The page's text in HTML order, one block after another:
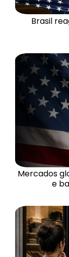
Brasil
Mercados
e